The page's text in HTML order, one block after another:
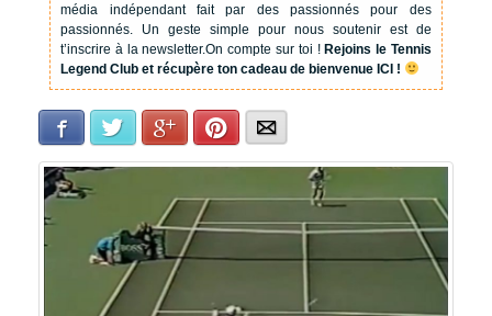
média indépendant fait par des passionnés pour des
passionnés. Un geste simple pour nous soutenir est de
t’inscrire à la newsletter.On compte sur toi !Rejoins le Tennis
Legend Club et récupère ton cadeau de bienvenue ICI !
Facebook Twitter Google+Pinterest